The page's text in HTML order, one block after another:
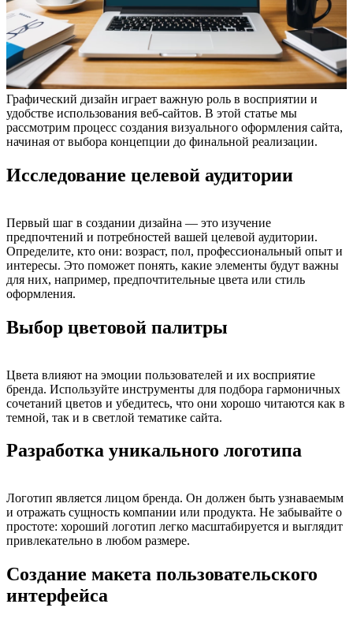
Графический дизайн играет важную роль в восприятии и
удобстве использования веб-сайтов. В этой статье мы
рассмотрим процесс создания визуального оформления сайта,
начиная от выбора концепции до финальной реализации.
Исследование целевой аудитории
Первый шаг в создании дизайна — это изучение
предпочтений и потребностей вашей целевой аудитории.
Определите, кто они: возраст, пол, профессиональный опыт и
интересы. Это поможет понять, какие элементы будут важны
для них, например, предпочтительные цвета или стиль
оформления.
Выбор цветовой палитры
Цвета влияют на эмоции пользователей и их восприятие
бренда. Используйте инструменты для подбора гармоничных
сочетаний цветов и убедитесь, что они хорошо читаются как в
темной, так и в светлой тематике сайта.
Разработка уникального логотипа
Логотип является лицом бренда. Он должен быть узнаваемым
и отражать сущность компании или продукта. Не забывайте о
простоте: хороший логотип легко масштабируется и выглядит
привлекательно в любом размере.
Создание макета пользовательского
интерфейса